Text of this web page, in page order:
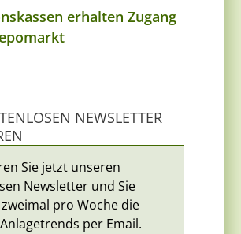
erhalten Zugang
NEWSLETTER
Sie jetzt unseren
Newsletter und Sie
pro Woche die
per Email.